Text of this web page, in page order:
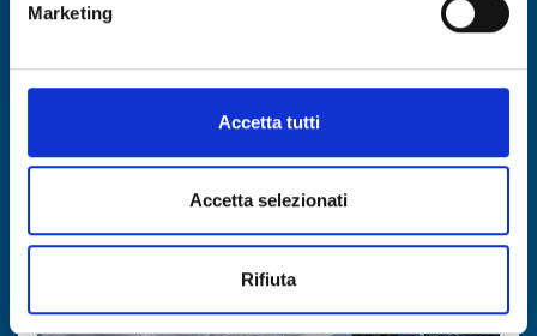
Marketing
Accetta tutti
Accetta selezionati
Rifiuta
DISCOVER MORE →